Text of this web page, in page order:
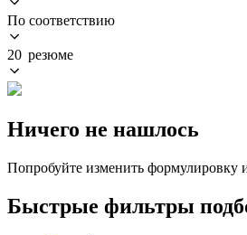
По соответствию
20 резюме
Ничего не нашлось
Попробуйте изменить формулировку
Быстрые фильтры